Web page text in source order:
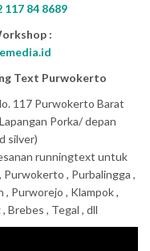
117 84 8689
:
Text Purwokerto
117 Purwokerto Barat
Porka/ depan
silver)
runningtext untuk
Purwokerto , Purbalingga ,
, Purworejo , Klampok ,
Brebes , Tegal , dll